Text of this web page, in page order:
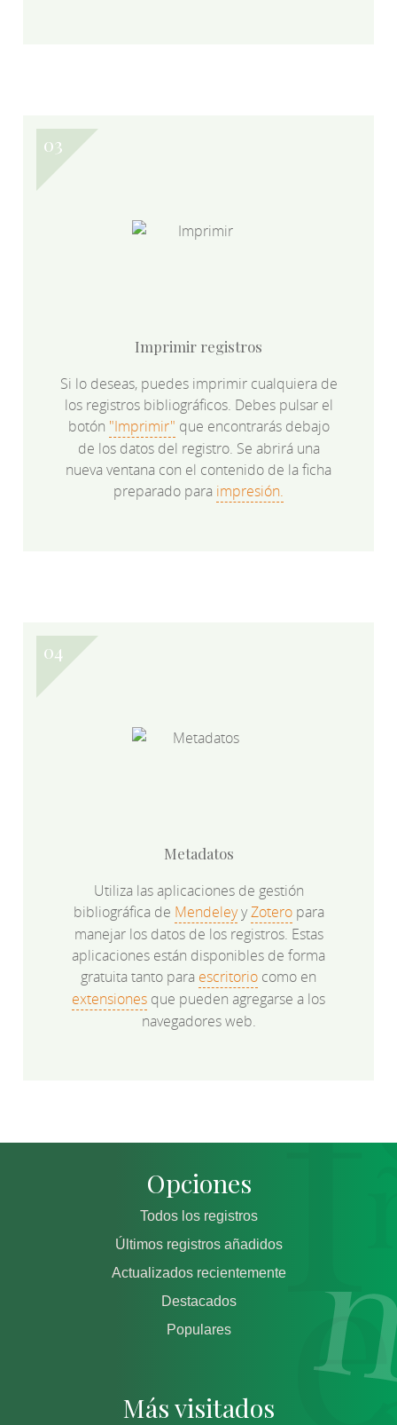
Imprimir registros
Si lo deseas, puedes imprimir cualquiera de
los registros bibliográficos. Debes pulsar el
botón "Imprimir" que encontrarás debajo
de los datos del registro. Se abrirá una
nueva ventana con el contenido de la ficha
preparado para impresión.
Metadatos
Utiliza las aplicaciones de gestión
bibliográfica de MendeleyyZoteropara
manejar los datos de los registros. Estas
aplicaciones están disponibles de forma
gratuita tanto para escritorio como en
extensiones que pueden agregarse a los
navegadores web.
Opciones
Todos los registros
Últimos registros añadidos
Actualizados recientemente
Destacados
Populares
Más visitados